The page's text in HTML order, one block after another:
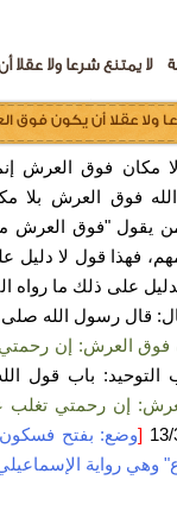
لا يمتنع شرعا ولا
ولا عقلا أن يكون فوق
مكان فوق العرش
فوق العرش بلا
يقول "فوق العرش
فهذا قول لا دليل
على ذلك ما رواه
قال رسول الله صلى
فوق العرش: إن
التوحيد: باب قول
إن رحمتي تغلب
[وضع: بفتح
وهي رواية